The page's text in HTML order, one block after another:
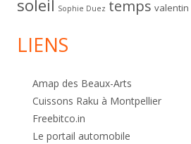
soleil Sophie Duez temps valentin
LIENS
Amap des Beaux-Arts
Cuissons Raku à Montpellier
Freebitco.in
Le portail automobile